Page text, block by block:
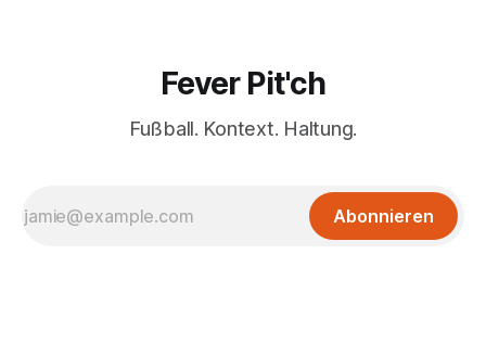
Fever Pit'ch
Fußball. Kontext. Haltung.
Abonnieren